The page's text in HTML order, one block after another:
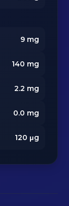
9mg
140 mg
2.2 mg
0.0 mg
120 μg